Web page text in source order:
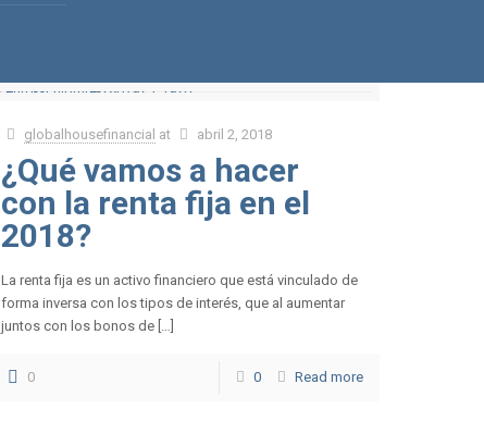
globalhousefinancial at abril 2, 2018
¿Qué vamos a hacer
con la renta fija en el
2018?
La renta fija es un activo financiero que está vinculado de
forma inversa con los tipos de interés, que al aumentar
juntos con los bonos de […]
0 0 Read more